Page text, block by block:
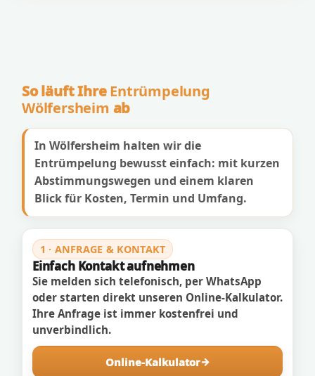
So läuft IhreEntrümpelung
Wölfersheim ab
In Wölfersheim halten wir die
Entrümpelung bewusst einfach: mit kurzen
Abstimmungswegen und einem klaren
Blick für Kosten, Termin und Umfang.
1 · ANFRAGE & KONTAKT
Einfach Kontakt aufnehmen
Sie melden sich telefonisch, per WhatsApp
oder starten direkt unseren Online-Kalkulator.
Ihre Anfrage ist immer kostenfrei und
unverbindlich.
Online-Kalkulator